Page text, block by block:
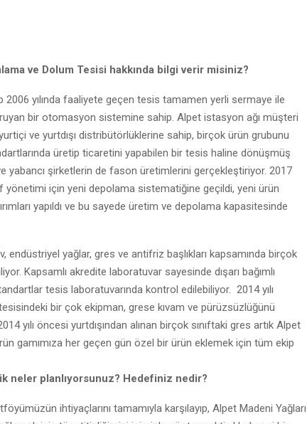
ve Dolum Tesisi hakkında bilgi verir misiniz?
2006 yılında faaliyete geçen tesis tamamen yerli sermaye ile
bir otomasyon sistemine sahip. Alpet istasyon ağı müşteri
ve yurtdışı distribütörlüklerine sahip, birçok ürün grubunu
üretip ticaretini yapabilen bir tesis haline dönüşmüş
yabancı şirketlerin de fason üretimlerini gerçekleştiriyor. 2017
yönetimi için yeni depolama sistematiğine geçildi, yeni ürün
yapıldı ve bu sayede üretim ve depolama kapasitesinde
endüstriyel yağlar, gres ve antifriz başlıkları kapsamında birçok
Kapsamlı akredite laboratuvar sayesinde dışarı bağımlı
tesis laboratuvarında kontrol edilebiliyor. 2014 yılı
bir çok ekipman, grese kıvam ve pürüzsüzlüğünü
yılı öncesi yurtdışından alınan birçok sınıftaki gres artık Alpet
gamımıza her geçen gün özel bir ürün eklemek için tüm ekip
neler planlıyorsunuz? Hedefiniz nedir?
ihtiyaçlarını tamamıyla karşılayıp, Alpet Madeni Yağları